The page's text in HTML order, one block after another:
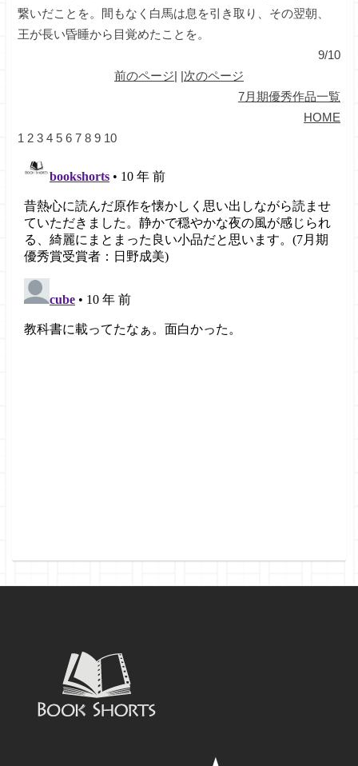
繋いだことを。間もなく白馬は息を引き取り、その翌朝、
王が長い昏睡から目覚めたことを。
9/10
前のページ| |次のページ
7月期優秀作品一覧
HOME
1 2 3 4 5 6 7 8 9 10